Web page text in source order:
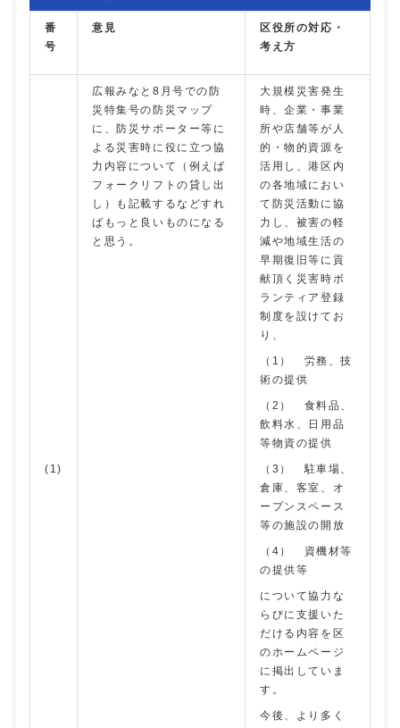
番
号
意見
区役所の対応・
考え方
(1)
広報みなと8月号での防
災特集号の防災マップ
に、防災サポーター等に
よる災害時に役に立つ協
力内容について（例えば
フォークリフトの貸し出
し）も記載するなどすれ
ばもっと良いものになる
と思う。
大規模災害発生
時、企業・事業
所や店舗等が人
的・物的資源を
活用し、港区内
の各地域におい
て防災活動に協
力し、被害の軽
減や地域生活の
早期復旧等に貢
献頂く災害時ボ
ランティア登録
制度を設けてお
り、
（1） 労務、技
術の提供
（2） 食料品、
飲料水、日用品
等物資の提供
（3） 駐車場、
倉庫、客室、オ
ープンスペース
等の施設の開放
（4） 資機材等
の提供等
について協力な
らびに支援いた
だける内容を区
のホームページ
に掲出していま
す。
今後、より多く